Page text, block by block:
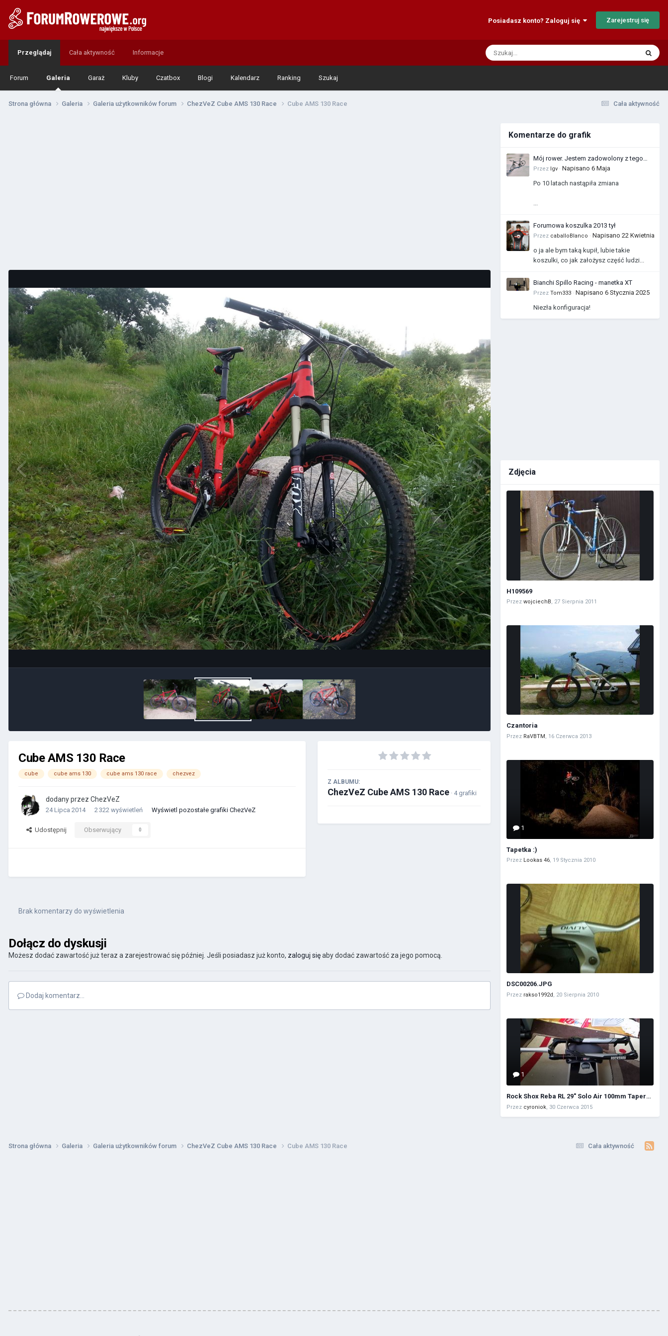
Posiadasz konto? Zaloguj się Zarejestruj się
Przeglądaj
Forum Galeria Garaż Kluby Czatbox Blogi Kalendarz Ranking Szukaj
Cała aktywność Informacje
Cała aktywność
Strona główna Galeria Galeria użytkowników forum ChezVeZ Cube AMS 130 Race Cube AMS 130 Race
Narzędzia grafik
Cube AMS 130 Race
cube cube ams 130 cube ams 130 race chezvez
dodany przez ChezVeZ
24 Lipca 2014 2 322 wyświetleń Wyświetl pozostałe grafiki ChezVeZ
Udostępnij Obserwujący 0
Z ALBUMU:
ChezVeZ Cube AMS 130 Race · 4 grafiki
Brak komentarzy do wyświetlenia
Dołącz do dyskusji
Możesz dodać zawartość już teraz a zarejestrować się później. Jeśli posiadasz już konto, zaloguj sięaby dodać zawartość za jego pomocą.
Dodaj komentarz...
Komentarze do grafik
Mój rower. Jestem zadowolony z tego
zakupu
Przez Igv · Napisano 6 Maja
Po 10 latach nastąpiła zmiana
Forumowa koszulka 2013 tył
Przez caballoBlanco · Napisano 22 Kwietnia
o ja ale bym taką kupił, lubie takie
koszulki, co jak założysz część ludzi...
Bianchi Spillo Racing - manetka XT
Przez Tom333 · Napisano 6 Stycznia 2025
Niezła konfiguracja!
Zdjęcia
H109569
Przez wojciechB, 27 Sierpnia 2011
Czantoria
Przez RaVBTM, 16 Czerwca 2013
1
Tapetka :)
Przez Lookas 46, 19 Stycznia 2010
DSC00206.JPG
Przez rakso1992d, 20 Sierpnia 2010
1
Rock Shox Reba RL 29" Solo Air 100mm Tapered ML15 2015
Przez cyroniok 30 Czerwca 2015
Cała aktywność
Strona główna Galeria Galeria użytkowników forum ChezVeZ Cube AMS 130 Race Cube AMS 130 Race